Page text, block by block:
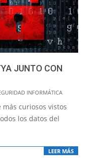
JUNTO CON
INFORMÁTICA
curiosos vistos
los datos del
LEER MÁS